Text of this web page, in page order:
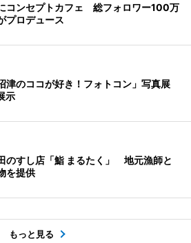
コンセプトカフェ 総フォロワー100万
プロデュース
津のココが好き！フォトコン」写真展
示
のすし店「鮨 まるたく」 地元漁師と
を提供
もっと見る